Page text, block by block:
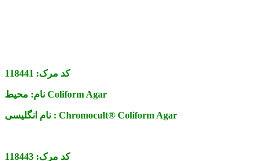
کد مرک: 118441
نام: محیط Coliform Agar
نام انگلیسی : Chromocult® Coliform Agar
کد مرک: 118443